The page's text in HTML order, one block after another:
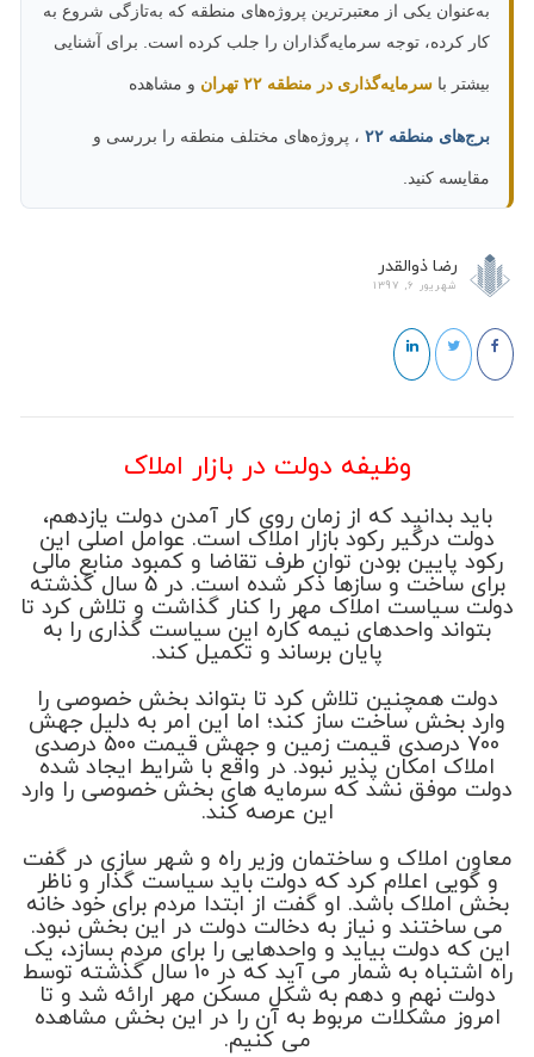
به‌عنوان یکی از معتبرترین پروژه‌های منطقه که به‌تازگی شروع به
کار کرده، توجه سرمایه‌گذاران را جلب کرده است. برای آشنایی
بیشتر باسرمایه‌گذاری در منطقه ۲۲ تهران و مشاهده
برج‌های منطقه ۲۲ ، پروژه‌های مختلف منطقه را بررسی و
مقایسه کنید.
رضا ذوالقدر
شهریور 6, 1397
وظیفه دولت در بازار املاک
باید بدانید که از زمان روی کار آمدن دولت یازدهم،
دولت درگیر رکود بازار املاک است. عوامل اصلی این
رکود پایین بودن توان طرف تقاضا و کمبود منابع مالی
برای ساخت و سازها ذکر شده است. در 5 سال گذشته
دولت سیاست املاک مهر را کنار گذاشت و تلاش کرد تا
بتواند واحدهای نیمه کاره این سیاست گذاری را به
پایان برساند و تکمیل کند.
دولت همچنین تلاش کرد تا بتواند بخش خصوصی را
وارد بخش ساخت ساز کند؛ اما این امر به دلیل جهش
700 درصدی قیمت زمین و جهش قیمت 500 درصدی
املاک امکان پذیر نبود. در واقع با شرایط ایجاد شده
دولت موفق نشد که سرمایه های بخش خصوصی را وارد
این عرصه کند.
معاون املاک و ساختمان وزیر راه و شهر سازی در گفت
و گویی اعلام کرد که دولت باید سیاست گذار و ناظر
بخش املاک باشد. او گفت از ابتدا مردم برای خود خانه
می ساختند و نیاز به دخالت دولت در این بخش نبود.
این که دولت بیاید و واحدهایی را برای مردم بسازد، یک
راه اشتباه به شمار می آید که در 10 سال گذشته توسط
دولت نهم و دهم به شکل مسکن مهر ارائه شد و تا
امروز مشکلات مربوط به آن را در این بخش مشاهده
می کنیم.